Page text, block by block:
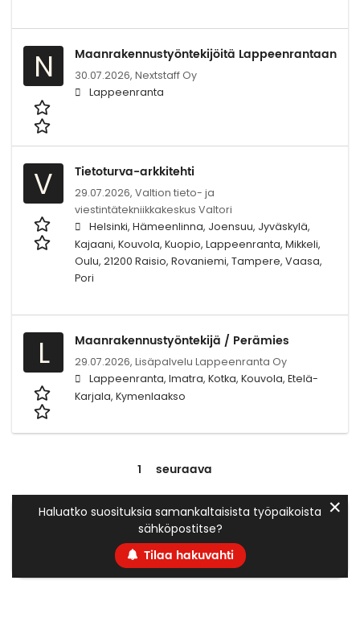
N Maanrakennustyöntekijöitä Lappeenrantaan
30.07.2026, Nextstaff Oy
Lappeenranta
V Tietoturva-arkkitehti
29.07.2026, Valtion tieto- ja
viestintätekniikkakeskus Valtori
Helsinki, Hämeenlinna, Joensuu, Jyväskylä,
Kajaani, Kouvola, Kuopio, Lappeenranta, Mikkeli,
Oulu, 21200 Raisio, Rovaniemi, Tampere, Vaasa,
Pori
L Maanrakennustyöntekijä / Perämies
29.07.2026, Lisäpalvelu Lappeenranta Oy
Lappeenranta, Imatra, Kotka, Kouvola, Etelä-
Karjala, Kymenlaakso
1 seuraava
Haluatko suosituksia samankaltaisista työpaikoista
sähköpostitse?
Tilaa hakuvahti
✕